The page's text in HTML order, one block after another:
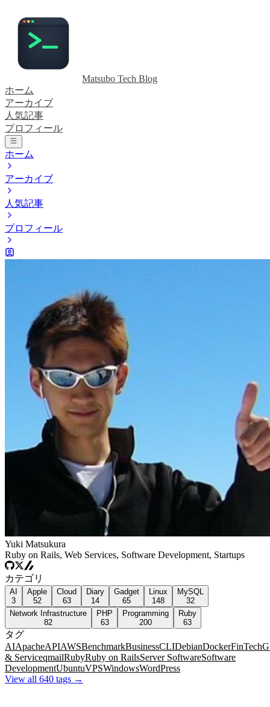
Matsubo Tech Blog
ホーム
アーカイブ
人気記事
プロフィール
ホーム
アーカイブ
人気記事
プロフィール
Yuki Matsukura
Ruby on Rails, Web Services, Software Development, Startups
カテゴリ
AI
3
Apple
52
Cloud
63
Diary
14
Gadget
65
Linux
148
MySQL
32
Network Infrastructure
82
PHP
63
Programming
200
Ruby
63
タグ
AIApacheAPIAWSBenchmarkBusinessCLIDebianDockerFinTech
& ServiceqmailRubyRuby on RailsServer SoftwareSoftware
DevelopmentUbuntuVPSWindowsWordPress
View all 640 tags →